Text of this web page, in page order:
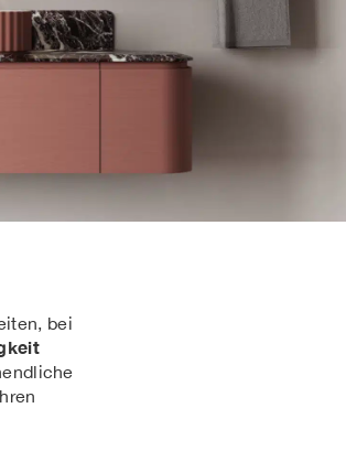
bei